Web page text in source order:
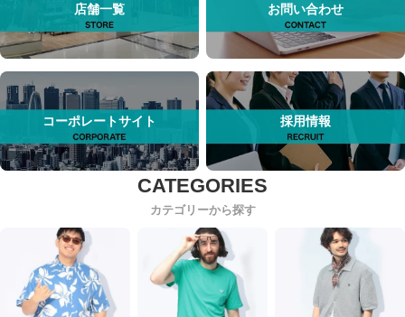
店舗一覧 お問い合わせ
コーポレートサイト 採用情報
カテゴリーから探す